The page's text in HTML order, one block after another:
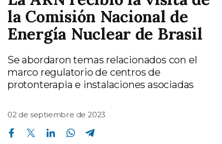
Nación
la Comisión Nacional de
Energía Nuclear de Brasil
Se abordaron temas relacionados con el
marco regulatorio de centros de
protonterapia e instalaciones asociadas
02 de septiembre de 2023
Compartir en Facebook Compartir en Twitter Compartir en Linkedin Compartir en Whatsapp